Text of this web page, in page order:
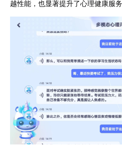
越性能，也显著提升了心理健康服